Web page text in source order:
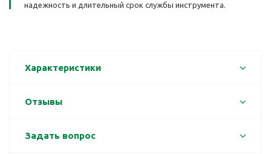
надежность и длительный срок службы инструмента.
Характеристики
Отзывы
Задать вопрос